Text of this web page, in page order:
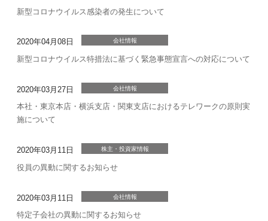
新型コロナウイルス感染者の発生について
2020年04月08日 会社情報
新型コロナウイルス特措法に基づく緊急事態宣言への対応について
2020年03月27日 会社情報
本社・東京本店・横浜支店・関東支店におけるテレワークの原則実
施について
2020年03月11日 株主・投資家情報
役員の異動に関するお知らせ
2020年03月11日 会社情報
特定子会社の異動に関するお知らせ